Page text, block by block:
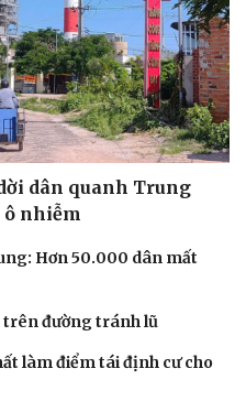
dân quanh Trung
nhiễm
Hơn 50.000 dân mất
trên đường tránh lũ
làm điểm tái định cư cho